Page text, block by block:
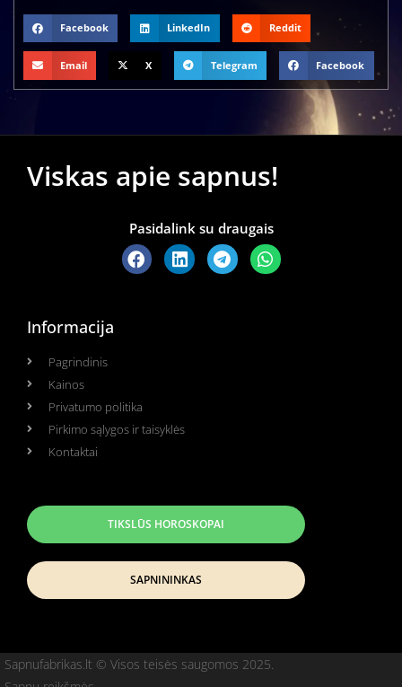
Facebook LinkedIn Reddit
Email X Telegram Facebook
Viskas apie sapnus!
Pasidalink su draugais
Informacija
Pagrindinis
Kainos
Privatumo politika
Pirkimo sąlygos ir taisyklės
Kontaktai
TIKSLŪS HOROSKOPAI
SAPNININKAS
Sapnufabrikas.lt © Visos teisės saugomos 2025.